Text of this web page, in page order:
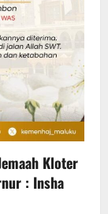
Kloter
: Insha